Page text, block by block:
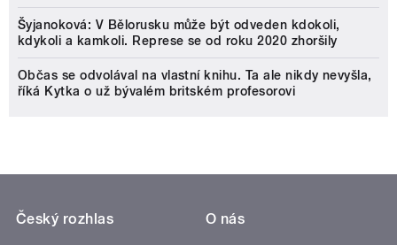
Šyjanoková: V Bělorusku může být odveden kdokoli,
kdykoli a kamkoli. Represe se od roku 2020 zhoršily
Občas se odvolával na vlastní knihu. Ta ale nikdy nevyšla,
říká Kytka o už bývalém britském profesorovi
Český rozhlas
O nás